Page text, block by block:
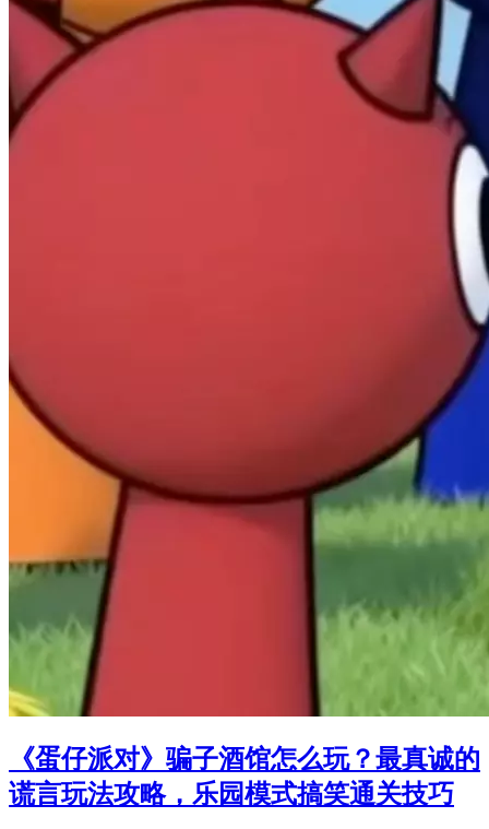
《蛋仔派对》骗子酒馆怎么玩？最真诚的
谎言玩法攻略，乐园模式搞笑通关技巧